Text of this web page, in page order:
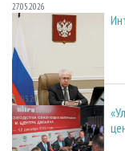
27.05.2026
23.03.2026